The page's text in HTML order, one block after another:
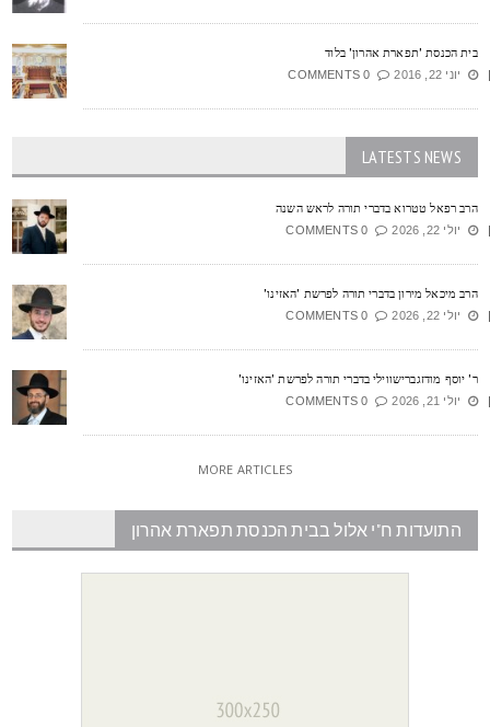
הכנסת 'תפארת אהרון' בלוד
יוני 22, 2016 0 COMMENTS
LATESTS NEWS
רפאל טטרוא בדברי תורה לראש השנה
יולי 22, 2026 0 COMMENTS
מיכאל מירון בדברי תורה לפרשת 'האזינו'
יולי 22, 2026 0 COMMENTS
יוסף מודזגברישווילי בדברי תורה לפרשת 'האזינו'
יולי 21, 2026 0 COMMENTS
MORE ARTICLES
התועדות ח"י אלול בבית הכנסת תפארת אהרון